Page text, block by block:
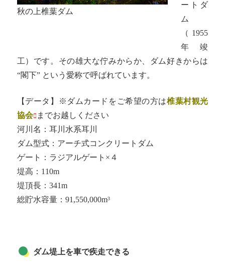
秋の上椎葉ダム
ートダ
ム
（1955
年竣
工）です。その雄大な佇みからか、ダム好きからは
“閣下” という愛称で呼ばれています。
【データ】※ダムカードをご希望の方は椎葉村観光
協会
までお越しください
河川名：耳川水系耳川
ダム型式：アーチ式コンクリートダム
ゲート：ラジアルゲート×４
堤高：110m
堤頂長：341m
総貯水容量：91,550,000m3
ダム堤上を車で疾走できる